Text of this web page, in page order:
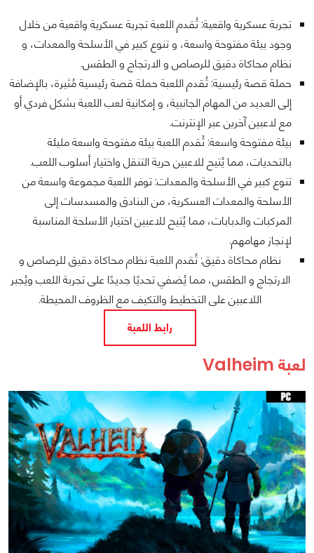
تجربة عسكرية واقعية: تُقدم اللعبة تجربة عسكرية واقعية من خلال
وجود بيئة مفتوحة واسعة، و تنوع كبير في الأسلحة والمعدات، و
نظام محاكاة دقيق للرصاص و الارتجاج و الطقس.
حملة قصة رئيسية: تُقدم اللعبة حملة قصة رئيسية مُثيرة، بالإضافة
إلى العديد من المهام الجانبية، و إمكانية لعب اللعبة بشكل فردي أو
مع لاعبين آخرين عبر الإنترنت.
بيئة مفتوحة واسعة: تُقدم اللعبة بيئة مفتوحة واسعة مليئة
بالتحديات، مما يُتيح للاعبين حرية التنقل واختيار أسلوب اللعب.
تنوع كبير في الأسلحة والمعدات: توفر اللعبة مجموعة واسعة من
الأسلحة والمعدات العسكرية، من البنادق والمسدسات إلى
المركبات والدبابات، مما يُتيح للاعبين اختيار الأسلحة المناسبة
لإنجاز مهامهم.
نظام محاكاة دقيق: تُقدم اللعبة نظام محاكاة دقيق للرصاص و
الارتجاج و الطقس، مما يُضفي تحديًا جديدًا على تجربة اللعب ويُجبر
اللاعبين على التخطيط والتكيف مع الظروف المحيطة.
رابط اللعبة
لعبة Valheim